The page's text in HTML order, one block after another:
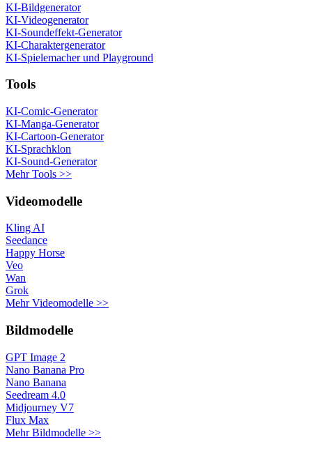
KI-Bildgenerator
KI-Videogenerator
KI-Soundeffekt-Generator
KI-Charaktergenerator
KI-Spielemacher und Playground
Tools
KI-Comic-Generator
KI-Manga-Generator
KI-Cartoon-Generator
KI-Sprachklon
KI-Sound-Generator
Mehr Tools >>
Videomodelle
Kling AI
Seedance
Happy Horse
Veo
Wan
Grok
Mehr Videomodelle >>
Bildmodelle
GPT Image 2
Nano Banana Pro
Nano Banana
Seedream 4.0
Midjourney V7
Flux Max
Mehr Bildmodelle >>